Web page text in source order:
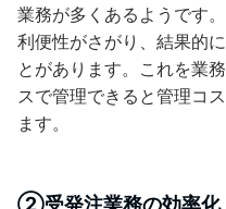
業務が多くあるようです
利便性がさがり、結果的
とがあります。これを業
スで管理できると管理コ
ます。
②受発注業務の効率化